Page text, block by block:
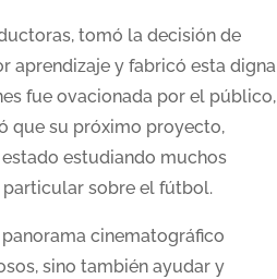
tomó la decisión de
aprendizaje y fabricó esta digna
fue ovacionada por el público,
que su próximo proyecto,
estudiando muchos
particular sobre el fútbol.
cinematográfico
sino también ayudar y